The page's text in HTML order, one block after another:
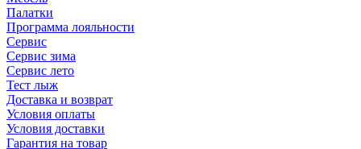
Палатки
Программа лояльности
Сервис
Сервис зима
Сервис лето
Тест лыж
Доставка и возврат
Условия оплаты
Условия доставки
Гарантия на товар